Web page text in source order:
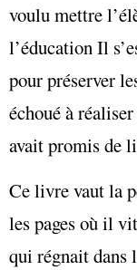
voulu mettre
l’éducation Il
pour préserver
échoué à
avait promis de
Ce livre vaut la
les pages où il
qui régnait dans